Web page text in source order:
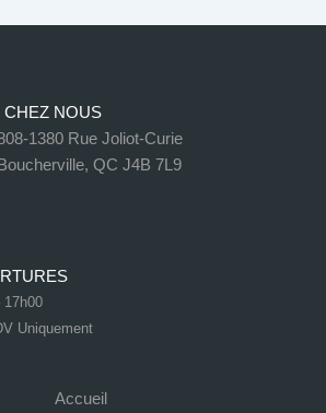
CHEZ NOUS
1380 Rue Joliot-Curie
Boucherville, QC J4B 7L9
17h00
Uniquement
Accueil